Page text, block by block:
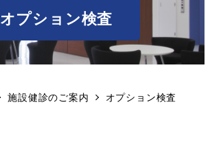
オプション検査
施設健診のご案内 オプション検査